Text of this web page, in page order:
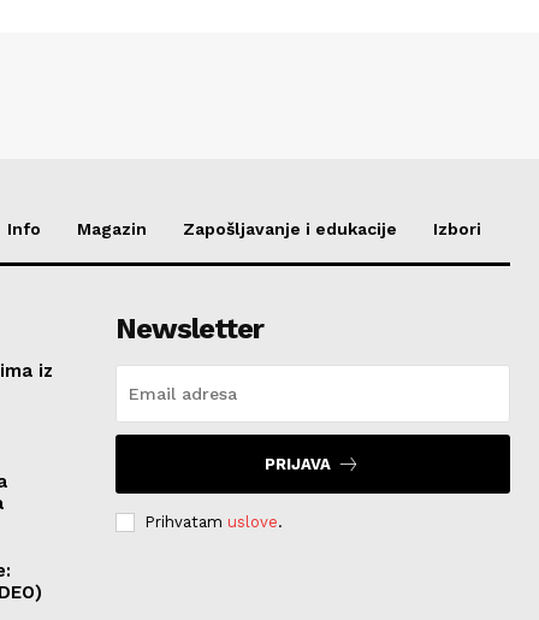
Info Magazin Zapošljavanje i edukacije Izbori
iz
Newsletter
PRIJAVA
Prihvatam uslove.